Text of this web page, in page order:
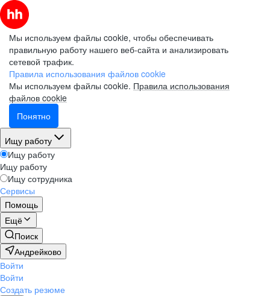
Мы используем файлы cookie, чтобы обеспечивать
правильную работу нашего веб-сайта и анализировать
сетевой трафик.
Правила использования файлов cookie
Мы используем файлы cookie. Правила использования
файлов cookie
Понятно
Ищу работу
Ищу работу
Ищу работу
Ищу сотрудника
Сервисы
Помощь
Ещё
Поиск
Андрейково
Войти
Войти
Создать резюме